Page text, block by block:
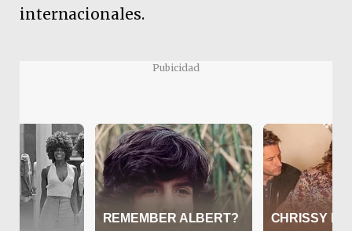
internacionales.
Pubicidad